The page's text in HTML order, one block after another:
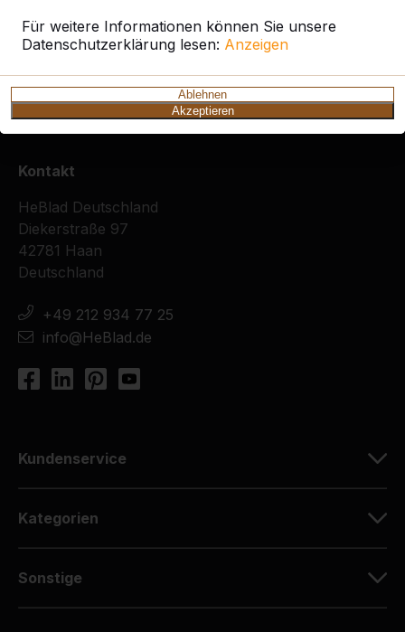
Für weitere Informationen können Sie unsere
Datenschutzerklärung lesen: Anzeigen
Ablehnen
Akzeptieren
Zie ook
Kontakt
HeBlad Deutschland
Diekerstraße 97
42781 Haan
Deutschland
+49 212 934 77 25
info@HeBlad.de
Kundenservice
Kategorien
Sonstige